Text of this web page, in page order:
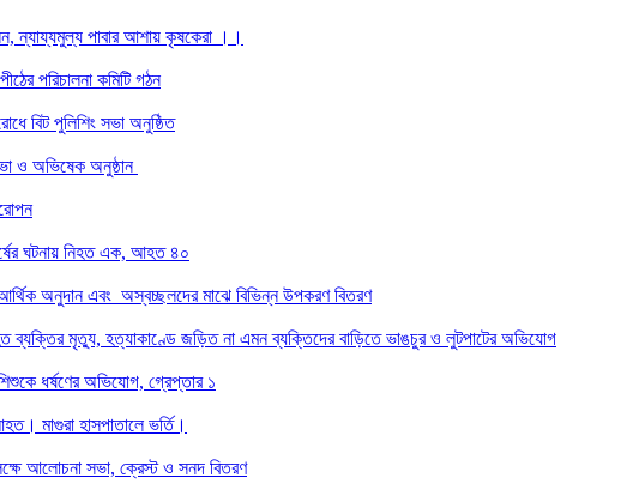
ন্যায্যমুল্য পাবার আশায় কৃষকেরা ।।
পরিচালনা কমিটি গঠন
বিট পুলিশিং সভা অনুষ্ঠিত
ও অভিষেক অনুষ্ঠান
ঘটনায় নিহত এক, আহত ৪০
অনুদান এবং অস্বচ্ছলদের মাঝে বিভিন্ন উপকরণ বিতরণ
ব্যক্তির মৃত্যু, হত্যাকাণ্ডে জড়িত না এমন ব্যক্তিদের বাড়িতে ভাঙচুর ও লুটপাটের অভিযোগ
ধর্ষণের অভিযোগ, গ্রেপ্তার ১
মাগুরা হাসপাতালে ভর্তি।
আলোচনা সভা, ক্রেস্ট ও সনদ বিতরণ